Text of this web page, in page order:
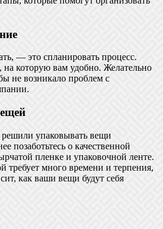
— это спланировать процесс.
на которую вам удобно. Желательно
не возникало проблем с
упаковывать вещи
позаботьтесь о качественной
пленке и упаковочной ленте.
требует много времени и терпения,
как ваши вещи будут себя